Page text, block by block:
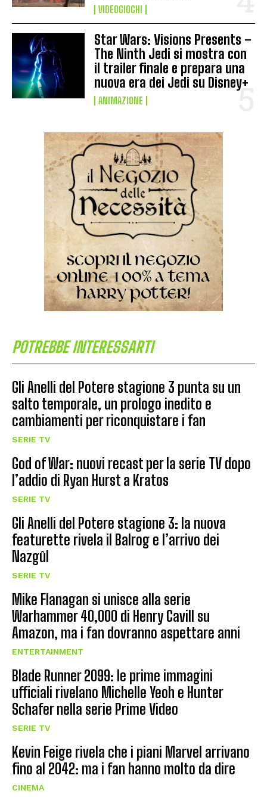
VIDEOGIOCHI
Star Wars: Visions Presents –
The Ninth Jedi si mostra con
il trailer finale e prepara una
nuova era dei Jedi su Disney+
ANIMAZIONE
POTREBBE INTERESSARTI
Gli Anelli del Potere stagione 3 punta su un
salto temporale, un prologo inedito e
cambiamenti per riconquistare i fan
SERIE TV
God of War: nuovi recast per la serie TV dopo
l’addio di Ryan Hurst a Kratos
SERIE TV
Gli Anelli del Potere stagione 3: la nuova
featurette rivela il Balrog e l’arrivo dei
Nazgûl
SERIE TV
Mike Flanagan si unisce alla serie
Warhammer 40,000 di Henry Cavill su
Amazon, ma i fan dovranno aspettare anni
ENTERTAINMENT
Blade Runner 2099: le prime immagini
ufficiali rivelano Michelle Yeoh e Hunter
Schafer nella serie Prime Video
SERIE TV
Kevin Feige rivela che i piani Marvel arrivano
fino al 2042: ma i fan hanno molto da dire
CINEMA